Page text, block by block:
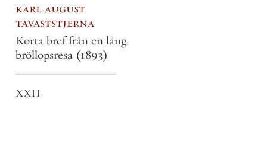
karl august
tavaststjerna
Korta bref från en lång
bröllopsresa (1893)
XXII